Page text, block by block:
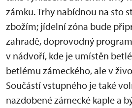
zámku. Trhy nabídnou na sto
zbožím; jídelní zóna bude
zahradě, doprovodný
v nádvoří, kde je umístěn
betlému zámeckého, ale v
Součástí vstupného je také
nazdobené zámecké kaple a